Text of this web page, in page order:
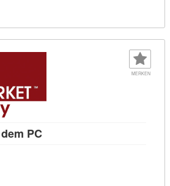
MERKEN
PCKursdetail: Keine Angst